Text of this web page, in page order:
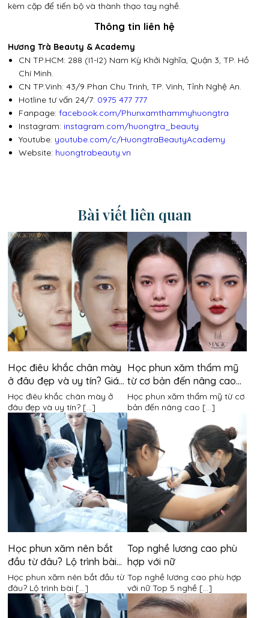
kèm cặp để tiến bộ và thành thạo tay nghề.
Thông tin liên hệ
Hương Trà Beauty & Academy
CN TP.HCM: 288 (I1-I2) Nam Kỳ Khởi Nghĩa, Quận 3, TP. Hồ
Chí Minh.
CN TP.Vinh: 43/9 Phan Chu Trinh, TP. Vinh, Tỉnh Nghệ An.
Hotline tư vấn 24/7: 0975 477 777
Fanpage:facebook.com/Phunxamthammyhuongtra
Instagram: instagram.com/huongtra_beauty
Youtube: youtube.com/c/HuongtraBeautyAcademy
Website: huongtrabeauty.vn
Bài viết liên quan
Học điêu khắc chân mày
ở đâu đẹp và uy tín? Giá
khóa học là bao nhiêu?
Học điêu khắc chân mày ở
đâu đẹp và uy tín? [...]
Học phun xăm thẩm mỹ
từ cơ bản đến nâng cao
mất bao lâu?
Học phun xăm thẩm mỹ từ cơ
bản đến nâng cao [...]
Học phun xăm nên bắt
đầu từ đâu? Lộ trình bài
bản cho người mới bắt
đầu
Học phun xăm nên bắt đầu từ
đâu? Lộ trình bài [...]
Top nghề lương cao phù
hợp với nữ
Top nghề lương cao phù hợp
với nữ Top 5 nghề [...]
Gửi